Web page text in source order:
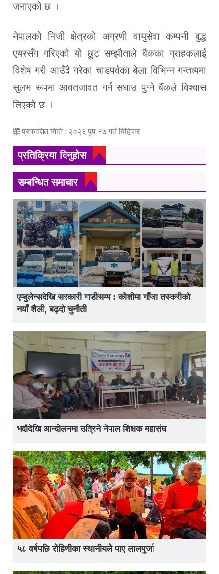
जनाएको छ ।
नेपालको निजी क्षेत्रको अग्रणी वायुसेवा कम्पनी बुद्ध
एयरसँग गरिएको यो छुट सम्झौताले बैंकका ग्राहकलाई
विशेष गरी आउँदै गरेका चाडपर्वका बेला विभिन्न गन्तव्यमा
सुलभ रूपमा आवतजावत गर्न सघाउ पुग्ने बैंकले विश्वास
लिएको छ ।
प्रकाशित मिति : २०२६ पुष १७ गते बिहिवार
प्रतिक्रिया दिनुहोस
सम्बन्धित समाचार
एम्बुलेन्सदेखि सरकारी गाडीसम्म : कोशीमा गाँजा तस्करीको
नयाँ शैली, बढ्दो चुनौती
भदौदेखि आन्दोलनमा उत्रिने नेपाल शिक्षक महासंघ
५८ वर्षपछि रोहिणीका स्थानीयले पाए लालपुर्जा